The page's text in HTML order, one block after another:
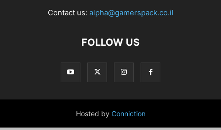
Contact us: alpha@gamerspack.co.il
FOLLOW US
Hosted by Conniction